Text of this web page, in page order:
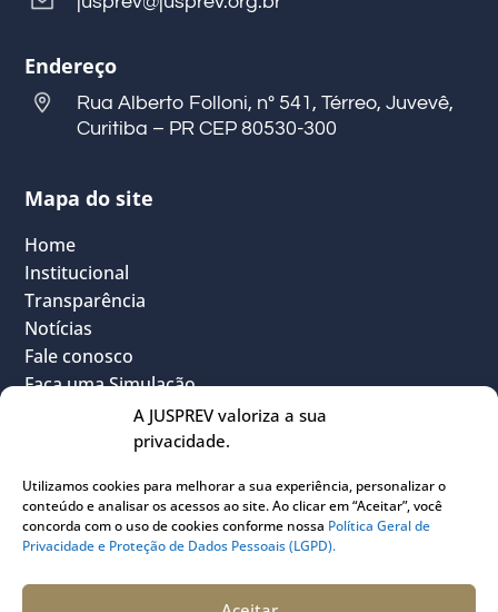
A JUSPREV valoriza a sua
privacidade.
Utilizamos cookies para melhorar a sua experiência, personalizar o
conteúdo e analisar os acessos ao site. Ao clicar em “Aceitar”, você
concorda com o uso de cookies conforme nossa Política Geral de
Privacidade e Proteção de Dados Pessoais (LGPD).
Endereço
Rua Alberto Folloni, nº 541, Térreo, Juvevê,
Curitiba – PR CEP 80530-300
Mapa do site
Home
Institucional
Transparência
Notícias
Fale conosco
Faça uma Simulação
Sou Participante
Sou Instituidora
Conheça o PLANJUS
Quem pode participar